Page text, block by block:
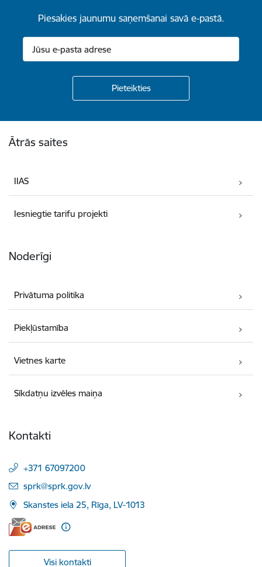
Piesakies jaunumu saņemšanai savā e-pastā.
Ātrās saites
IIAS
Iesniegtie tarifu projekti
Noderīgi
Privātuma politika
Piekļūstamība
Vietnes karte
Sīkdatņu izvēles maiņa
Kontakti
+371 67097200
E-pasts:
sprk@sprk.gov.lv
Skanstes iela 25, Rīga, LV-1013
Visi kontakti